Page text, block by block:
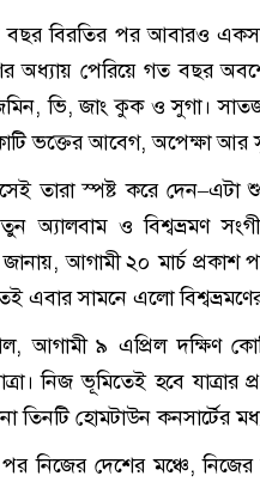
বছর বিরতির পর আবারও
অধ্যায় পেরিয়ে গত বছর
ভি, জাং কুক ও সুগা।
ভক্তের আবেগ, অপেক্ষা আর
তারা স্পষ্ট করে দেন–এটা
অ্যালবাম ও বিশ্বভ্রমণ
আগামী ২০ মার্চ
এবার সামনে এলো
আগামী ৯ এপ্রিল দক্ষিণ
নিজ ভূমিতেই হবে
তিনটি হোমটাউন কনসার্টের
পর নিজের দেশের মঞ্চে,